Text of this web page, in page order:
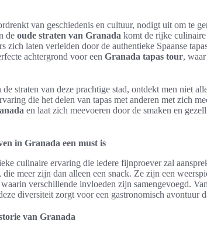
van geschiedenis en cultuur, nodigt uit om te
de oude straten van Granada komt de rijke
zich laten verleiden door de authentieke Spaanse
achtergrond voor een Granada tapas tour,
straten van deze prachtige stad, ontdekt men niet
die het delen van tapas met anderen met zich
en laat zich meevoeren door de smaken en
in Granada een must is
culinaire ervaring die iedere fijnproever zal
die meer zijn dan alleen een snack. Ze zijn een
verschillende invloeden zijn samengevoegd.
diversiteit zorgt voor een gastronomisch avontuur
van Granada